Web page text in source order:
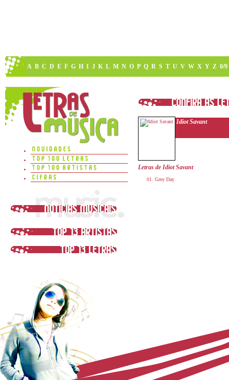
A B C D E F G H I J K L M N O P Q R S T U V W X Y Z 0/9
Idiot Savant
Letras de Idiot Savant
Grey Day